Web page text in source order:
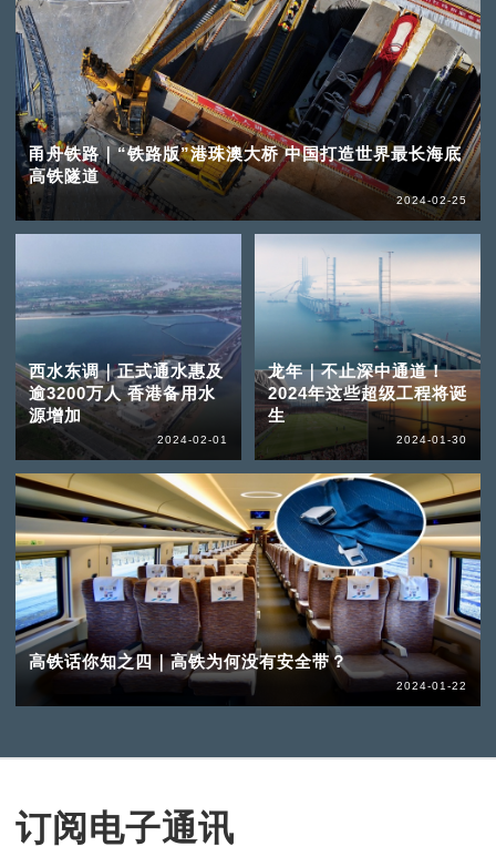
甬舟铁路｜“铁路版”港珠澳大桥 中国打造世界最长海底
高铁隧道
2024-02-25
西水东调｜正式通水惠及
逾3200万人 香港备用水
源增加
2024-02-01
龙年｜不止深中通道！
2024年这些超级工程将诞
生
2024-01-30
高铁话你知之四｜高铁为何没有安全带？
2024-01-22
订阅电子通讯